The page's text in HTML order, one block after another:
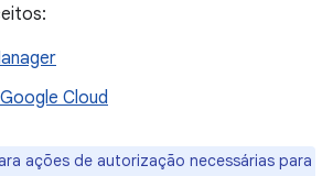
Cloud
ações de autorização necessárias para